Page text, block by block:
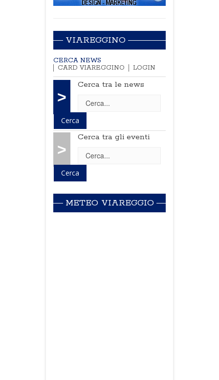
VIAREGGINO
CERCA NEWS
CARD VIAREGGINO
LOGIN
>
Cerca tra le news
>
Cerca tra gli eventi
METEO VIAREGGIO